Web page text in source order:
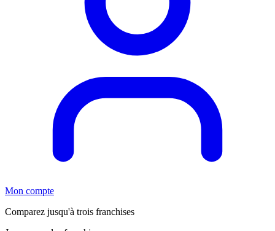
Mon compte
Comparez jusqu'à trois franchises